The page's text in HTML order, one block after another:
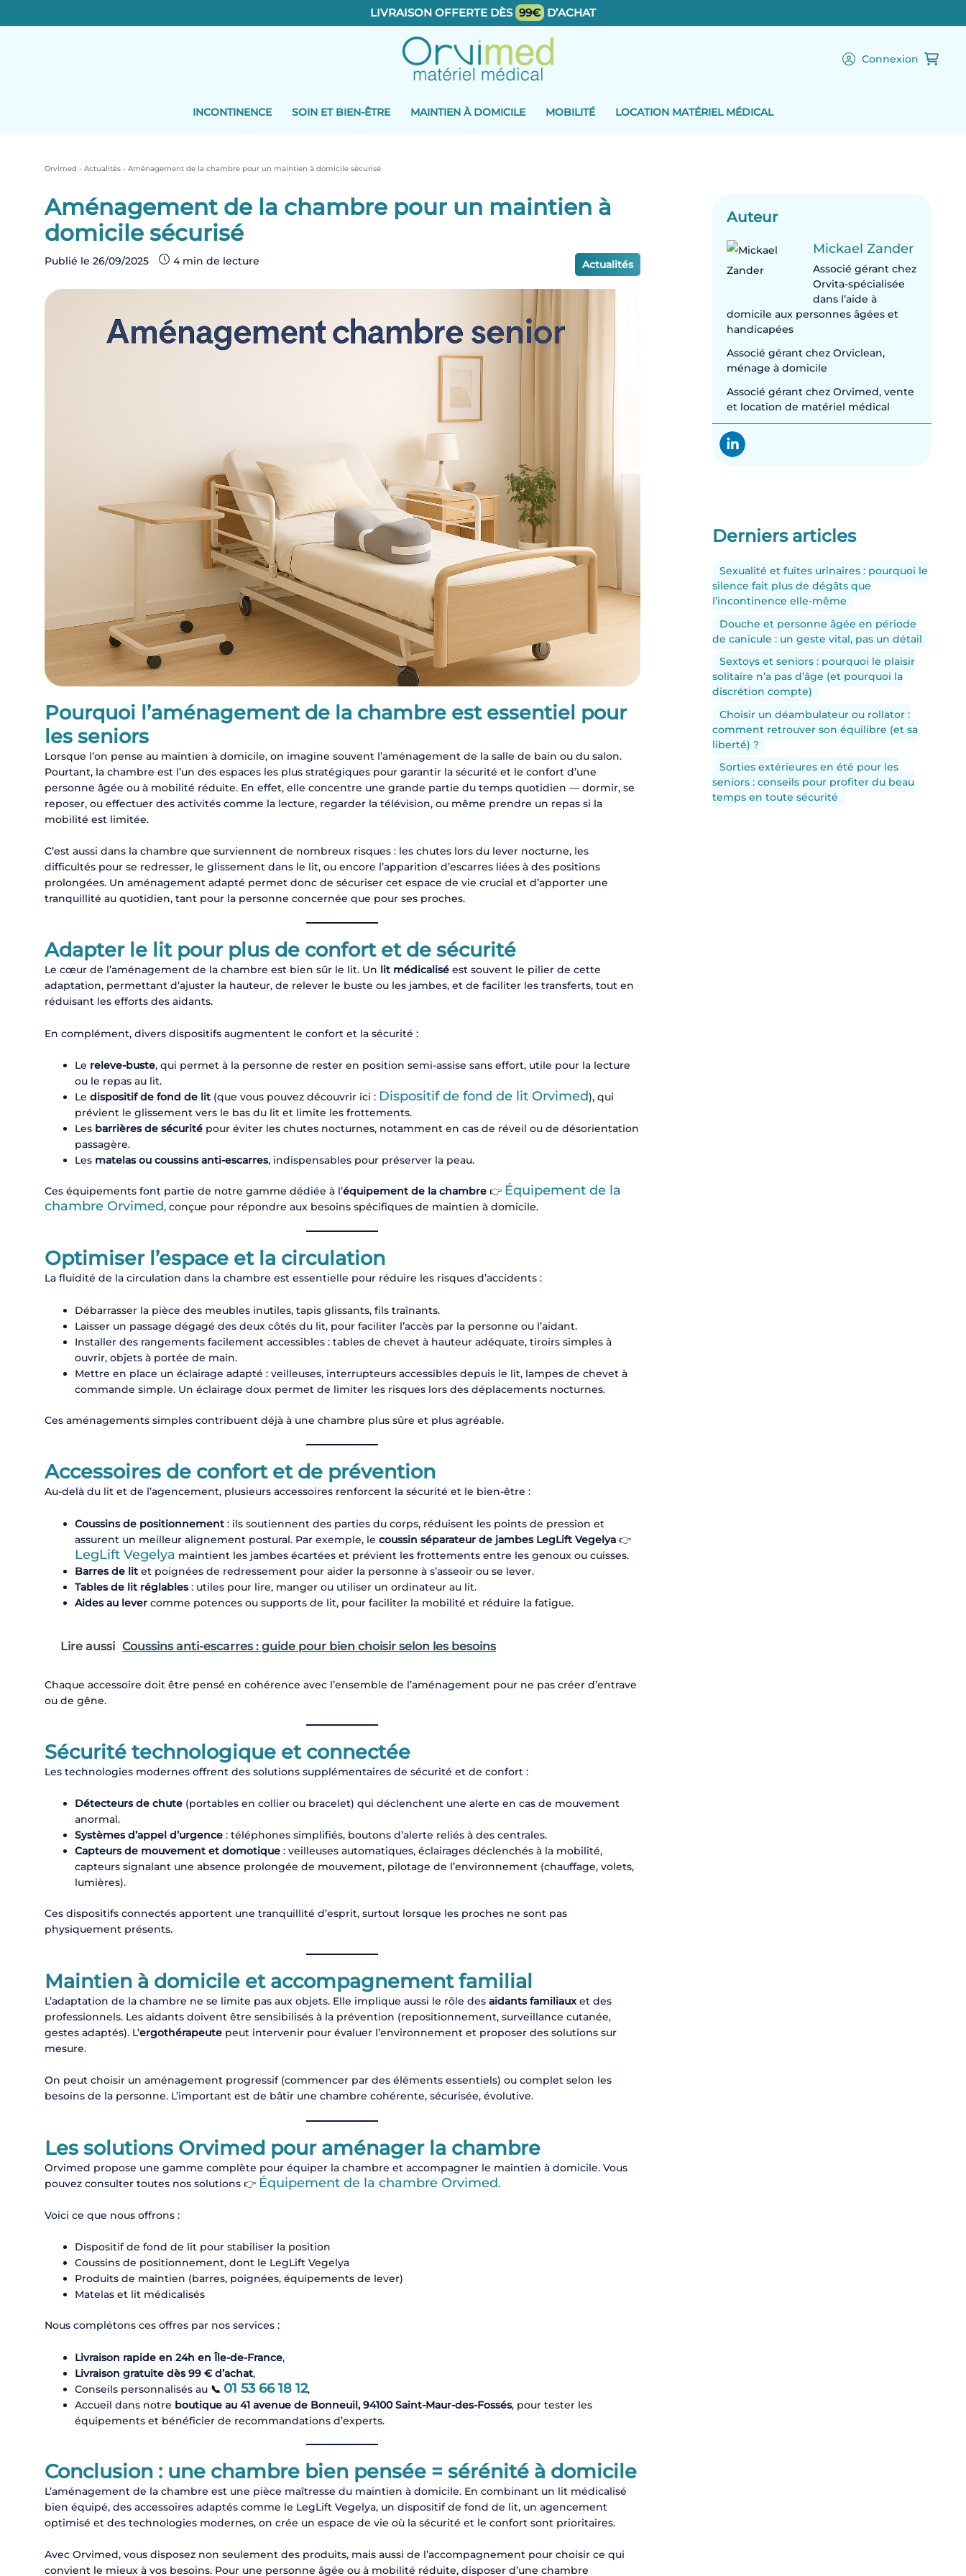
to
LIVRAISON OFFERTE DÈS 99€ D’ACHAT
Connexion
INCONTINENCE SOIN ET BIEN-ÊTRE MAINTIEN À DOMICILE MOBILITÉ LOCATION MATÉRIEL MÉDICAL
Orvimed - Actualités - Aménagement de la chambre pour un maintien à domicile sécurisé
Aménagement de la chambre pour un maintien à
domicile sécurisé
Publié le 26/09/2025 Actualités
Pourquoi l’aménagement de la chambre est essentiel pour
les seniors
Lorsque l’on pense au maintien à domicile, on imagine souvent l’aménagement de la salle de bain ou du salon.
Pourtant, la chambre est l’un des espaces les plus stratégiques pour garantir la sécurité et le confort d’une
personne âgée ou à mobilité réduite. En effet, elle concentre une grande partie du temps quotidien — dormir, se
reposer, ou effectuer des activités comme la lecture, regarder la télévision, ou même prendre un repas si la
mobilité est limitée.
C’est aussi dans la chambre que surviennent de nombreux risques : les chutes lors du lever nocturne, les
difficultés pour se redresser, le glissement dans le lit, ou encore l’apparition d’escarres liées à des positions
prolongées. Un aménagement adapté permet donc de sécuriser cet espace de vie crucial et d’apporter une
tranquillité au quotidien, tant pour la personne concernée que pour ses proches.
Adapter le lit pour plus de confort et de sécurité
Le cœur de l’aménagement de la chambre est bien sûr le lit. Un lit médicalisé est souvent le pilier de cette
adaptation, permettant d’ajuster la hauteur, de relever le buste ou les jambes, et de faciliter les transferts, tout en
réduisant les efforts des aidants.
En complément, divers dispositifs augmentent le confort et la sécurité :
Le releve-buste, qui permet à la personne de rester en position semi-assise sans effort, utile pour la lecture
ou le repas au lit.
Le dispositif de fond de lit (que vous pouvez découvrir ici : Dispositif de fond de lit Orvimed), qui
prévient le glissement vers le bas du lit et limite les frottements.
Les barrières de sécurité pour éviter les chutes nocturnes, notamment en cas de réveil ou de désorientation
passagère.
Les matelas ou coussins anti-escarres, indispensables pour préserver la peau.
Ces équipements font partie de notre gamme dédiée à l’équipement de la chambre 👉 Équipement de la
chambre Orvimed, conçue pour répondre aux besoins spécifiques de maintien à domicile.
Optimiser l’espace et la circulation
La fluidité de la circulation dans la chambre est essentielle pour réduire les risques d’accidents :
Débarrasser la pièce des meubles inutiles, tapis glissants, fils traînants.
Laisser un passage dégagé des deux côtés du lit, pour faciliter l’accès par la personne ou l’aidant.
Installer des rangements facilement accessibles : tables de chevet à hauteur adéquate, tiroirs simples à
ouvrir, objets à portée de main.
Mettre en place un éclairage adapté : veilleuses, interrupteurs accessibles depuis le lit, lampes de chevet à
commande simple. Un éclairage doux permet de limiter les risques lors des déplacements nocturnes.
Ces aménagements simples contribuent déjà à une chambre plus sûre et plus agréable.
Accessoires de confort et de prévention
Au-delà du lit et de l’agencement, plusieurs accessoires renforcent la sécurité et le bien-être :
Coussins de positionnement : ils soutiennent des parties du corps, réduisent les points de pression et
assurent un meilleur alignement postural. Par exemple, le coussin séparateur de jambes LegLift Vegelya 👉
LegLift Vegelya maintient les jambes écartées et prévient les frottements entre les genoux ou cuisses.
Barres de lit et poignées de redressement pour aider la personne à s’asseoir ou se lever.
Tables de lit réglables: utiles pour lire, manger ou utiliser un ordinateur au lit.
Aides au lever comme potences ou supports de lit, pour faciliter la mobilité et réduire la fatigue.
Lire aussi Coussins anti-escarres : guide pour bien choisir selon les besoins
Chaque accessoire doit être pensé en cohérence avec l’ensemble de l’aménagement pour ne pas créer d’entrave
ou de gêne.
Sécurité technologique et connectée
Les technologies modernes offrent des solutions supplémentaires de sécurité et de confort :
Détecteurs de chute (portables en collier ou bracelet) qui déclenchent une alerte en cas de mouvement
anormal.
Systèmes d’appel d’urgence : téléphones simplifiés, boutons d’alerte reliés à des centrales.
Capteurs de mouvement et domotique : veilleuses automatiques, éclairages déclenchés à la mobilité,
capteurs signalant une absence prolongée de mouvement, pilotage de l’environnement (chauffage, volets,
lumières).
Ces dispositifs connectés apportent une tranquillité d’esprit, surtout lorsque les proches ne sont pas
physiquement présents.
Maintien à domicile et accompagnement familial
L’adaptation de la chambre ne se limite pas aux objets. Elle implique aussi le rôle des aidants familiauxet des
professionnels. Les aidants doivent être sensibilisés à la prévention (repositionnement, surveillance cutanée,
gestes adaptés). L’ergothérapeute peut intervenir pour évaluer l’environnement et proposer des solutions sur
mesure.
On peut choisir un aménagement progressif (commencer par des éléments essentiels) ou complet selon les
besoins de la personne. L’important est de bâtir une chambre cohérente, sécurisée, évolutive.
Les solutions Orvimed pour aménager la chambre
Orvimed propose une gamme complète pour équiper la chambre et accompagner le maintien à domicile. Vous
pouvez consulter toutes nos solutions 👉 Équipement de la chambre Orvimed.
Voici ce que nous offrons :
Dispositif de fond de lit pour stabiliser la position
Coussins de positionnement, dont le LegLift Vegelya
Produits de maintien (barres, poignées, équipements de lever)
Matelas et lit médicalisés
Nous complétons ces offres par nos services :
Livraison rapide en 24h en Île-de-France,
Livraison gratuite dès 99 € d’achat,
Conseils personnalisés au 📞 01 53 66 18 12,
Accueil dans notre boutique au 41 avenue de Bonneuil, 94100 Saint-Maur-des-Fossés, pour tester les
équipements et bénéficier de recommandations d’experts.
Conclusion : une chambre bien pensée = sérénité à domicile
L’aménagement de la chambre est une pièce maîtresse du maintien à domicile. En combinant un lit médicalisé
bien équipé, des accessoires adaptés comme le LegLift Vegelya, un dispositif de fond de lit, un agencement
optimisé et des technologies modernes, on crée un espace de vie où la sécurité et le confort sont prioritaires.
Avec Orvimed, vous disposez non seulement des produits, mais aussi de l’accompagnement pour choisir ce qui
convient le mieux à vos besoins. Pour une personne âgée ou à mobilité réduite, disposer d’une chambre
Auteur
Mickael Zander
Associé gérant chez
Orvita-spécialisée
dans l’aide à
domicile aux personnes âgées et
handicapées
Associé gérant chez Orviclean,
ménage à domicile
Associé gérant chez Orvimed, vente
et location de matériel médical
Derniers articles
Sexualité et fuites urinaires : pourquoi le
silence fait plus de dégâts que
l’incontinence elle-même
Douche et personne âgée en période
de canicule : un geste vital, pas un détail
Sextoys et seniors : pourquoi le plaisir
solitaire n’a pas d’âge (et pourquoi la
discrétion compte)
Choisir un déambulateur ou rollator :
comment retrouver son équilibre (et sa
liberté) ?
Sorties extérieures en été pour les
seniors : conseils pour profiter du beau
temps en toute sécurité